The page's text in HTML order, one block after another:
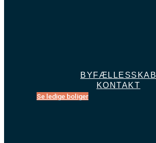
BYFÆLLESSKAB
KONTAKT
Se ledige boliger